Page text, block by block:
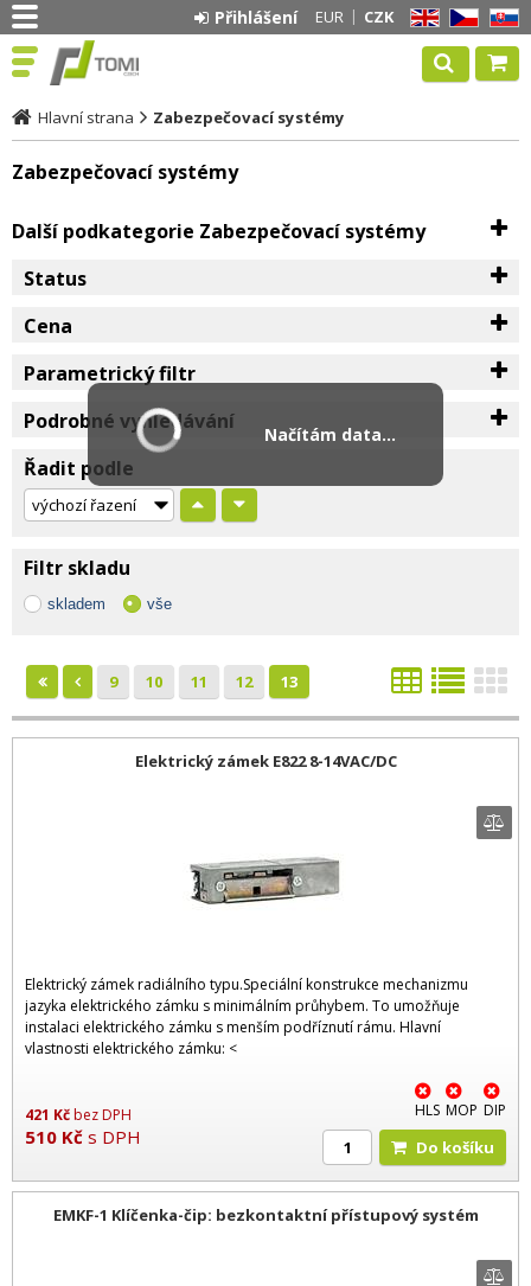
EN CZ SK
EUR CZK
Přihlášení
Hlavní strana Zabezpečovací systémy
Zabezpečovací systémy
Další podkategorie Zabezpečovací systémy
Status
Cena
Parametrický filtr
Podrobné vyhledávání
Řadit podle
Filtr skladu
skladem vše
9 10 11 12 13
Elektrický zámek E822 8-14VAC/DC
Elektrický zámek radiálního typu.Speciální konstrukce mechanizmu
jazyka elektrického zámku s minimálním průhybem. To umožňuje
instalaci elektrického zámku s menším podříznutí rámu. Hlavní
vlastnosti elektrického zámku: <
421 Kčbez DPH
510 Kč s DPH
HLS MOP DIP
Do košíku
EMKF-1 Klíčenka-čip: bezkontaktní přístupový systém
Načítám data...